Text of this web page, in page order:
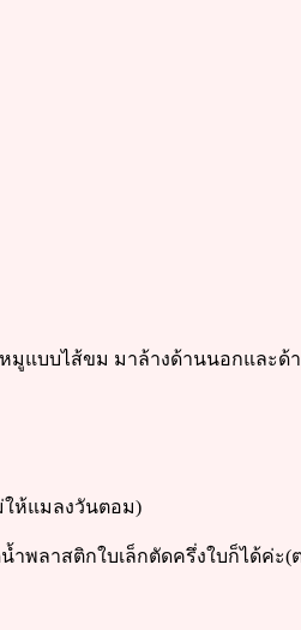
หมูแบบไส้ขม มาล้างด้านนอกและด้
ให้แมลงวันตอม)
ำพลาสติกใบเล็กตัดครึ่งใบก็ได้ค่ะ(